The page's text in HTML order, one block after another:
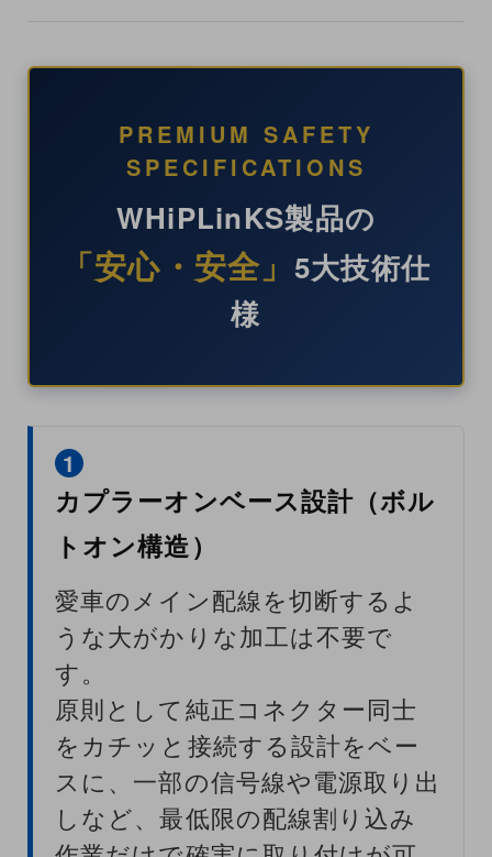
PREMIUM SAFETY
SPECIFICATIONS
WHiPLinKS製品の
「安心・安全」 5大技術仕
様
1
カプラーオンベース設計（ボル
トオン構造）
愛車のメイン配線を切断するよ
うな大がかりな加工は不要で
す。
原則として純正コネクター同士
をカチッと接続する設計をベー
スに、一部の信号線や電源取り出
しなど、最低限の配線割り込み